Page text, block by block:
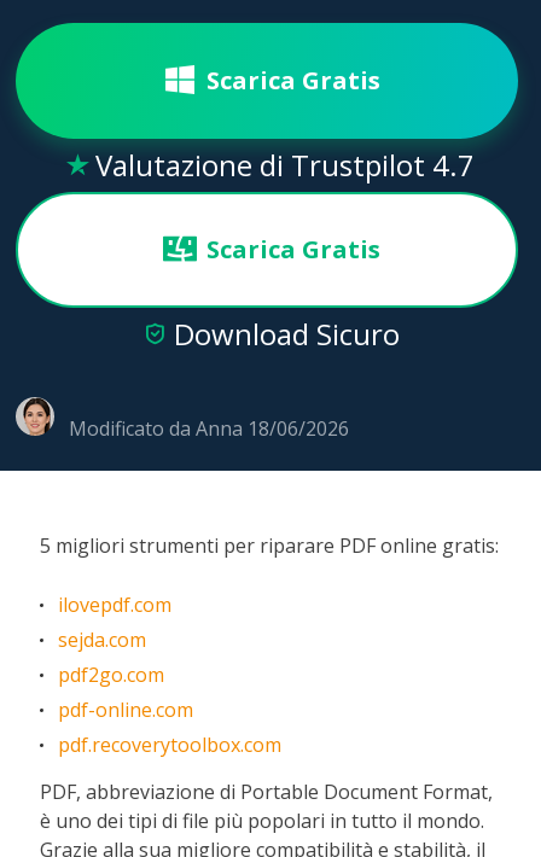
Scarica Gratis
 Valutazione di Trustpilot 4.7
Scarica Gratis
 Download Sicuro
Modificato daAnna 18/06/2026
5 migliori strumenti per riparare PDF online gratis:
ilovepdf.com
sejda.com
pdf2go.com
pdf-online.com
pdf.recoverytoolbox.com
PDF, abbreviazione di Portable Document Format,
è uno dei tipi di file più popolari in tutto il mondo.
Grazie alla sua migliore compatibilità e stabilità, il